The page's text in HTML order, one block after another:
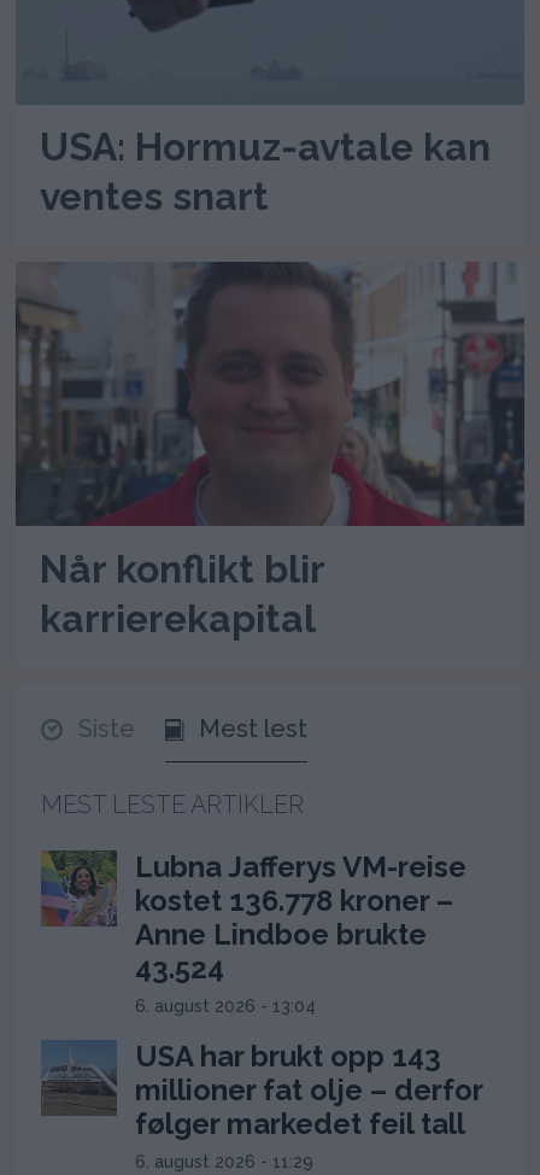
USA: Hormuz-avtale kan
ventes snart
Når konflikt blir
karrierekapital
Siste Mest lest
MEST LESTE ARTIKLER
Lubna Jafferys VM-reise
kostet 136.778 kroner –
Anne Lindboe brukte
43.524
6. august 2026 - 13:04
USA har brukt opp 143
millioner fat olje – derfor
følger markedet feil tall
6. august 2026 - 11:29